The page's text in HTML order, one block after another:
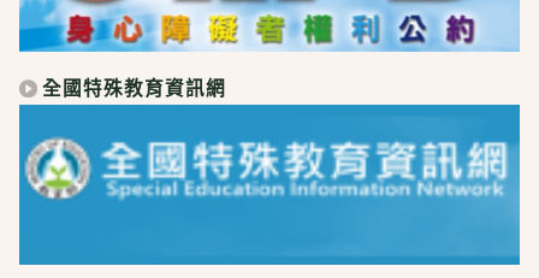
全國特殊教育資訊網